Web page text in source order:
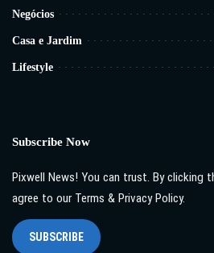
Negócios
Casa e Jardim
Lifestyle
Subscribe Now
Pixwell News! You can trust. By clicking
agree to our Terms & Privacy Policy.
SUBSCRIBE